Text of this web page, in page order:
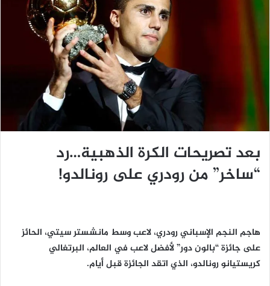
بعد تصريحات الكرة الذهبية…رد
“ساخر” من رودري على رونالدو!
هاجم النجم الإسباني رودري، لاعب وسط مانشستر سيتي، الحائز
على جائزة “بالون دور” لأفضل لاعب في العالم، البرتغالي
كريستيانو رونالدو، الذي اتقد الجائزة قبل أيام.